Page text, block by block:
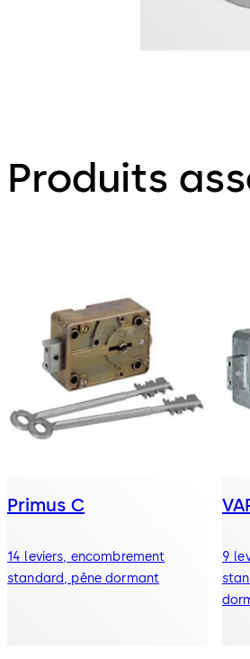
Produits
Primus C
14 leviers, encombrement
standard, pêne dormant
9